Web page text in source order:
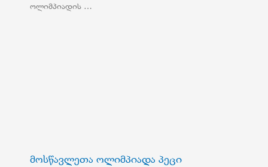
ოლიმპიადის …
მოსწავლეთა ოლიმპიადა პეცი